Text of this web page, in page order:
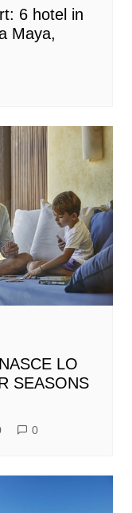
6 hotel in
Maya,
LO
SEASONS
0